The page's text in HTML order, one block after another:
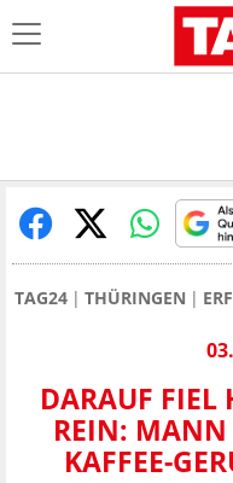
TAG24 THÜRINGEN
DARAUF
REIN:
KAFFEE-